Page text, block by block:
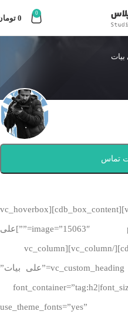
0
0
بیات
تماس
[vc_row][vc_column width=”1/4″][cdb_box_content][vc_hoverbox
image=”15063″ primary_title=”” hover_title=””]علی
بیات[/vc_hoverbox][/cdb_box_content][/vc_column][vc_column
width=”3/4″][cdb_box_content][vc_custom_heading text=”علی بیات”
use_theme_fonts=”yes”